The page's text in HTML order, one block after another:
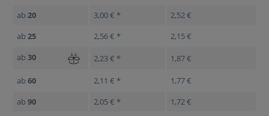
ab 20 3,00 € *
2,52 €
ab 25 2,56 € *
2,15 €
ab 30 2,23 € * 1,87 €
ab 60 2,11 € *
1,77 €
ab 90 2,05 € *
1,72 €